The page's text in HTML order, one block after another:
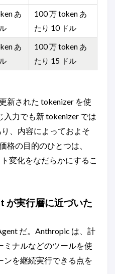
あ
100 万 token あ
たり 10 ドル
あ
100 万 token あ
たり 15 ドル
新された tokenizer を使
入力でも新 tokenizer では
、内容によっておよそ
格の目的のひとつは、
変化をなだらかにするこ
が実行層に近づいた
だ。Anthropic は、計
ミナルなどのツールを使
ンを継続実行できる点を